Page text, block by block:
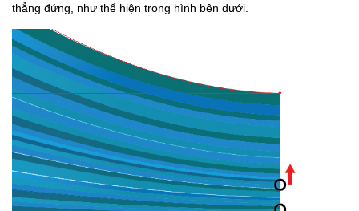
thẳng đứng, như thể hiện trong hình bên dưới.